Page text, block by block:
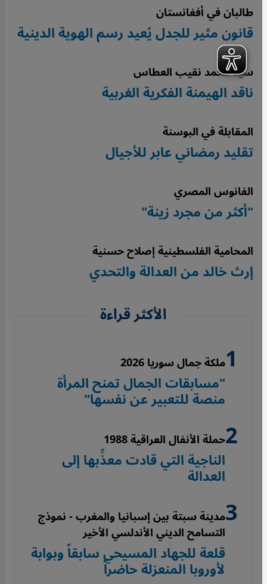
طالبان في أفغانستان
قانون مثير للجدل يُعيد رسم الهوية الدينية
سيد محمد نقيب العطاس
ناقد الهيمنة الفكرية الغربية
المقابلة في البوسنة
تقليد رمضاني عابر للأجيال
الفانوس المصري
"أكثر من مجرد زينة"
المحامية الفلسطينية إصلاح حسنية
إرث خالد من العدالة والتحدي
الأكثر قراءة
ملكة جمال سوريا 2026
"مسابقات الجمال تمنح المرأة
منصة للتعبير عن نفسها"
حملة الأنفال العراقية 1988
الناجية التي قادت معذِّبها إلى
العدالة
مدينة سبتة بين إسبانيا والمغرب - نموذج
التسامح الديني الأندلسي الأخير
قلعة للجهاد المسيحي سابقاً وبوابة
لأوروبا المنعزلة حاضراً